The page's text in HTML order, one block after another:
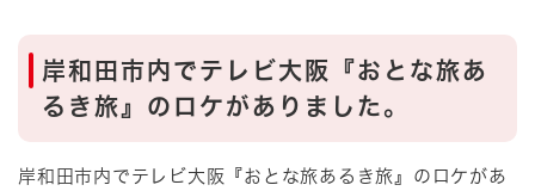
岸和田市内でテレビ大阪『おとな旅あ
るき旅』のロケがありました。
岸和田市内でテレビ大阪『おとな旅あるき旅』のロケがあ